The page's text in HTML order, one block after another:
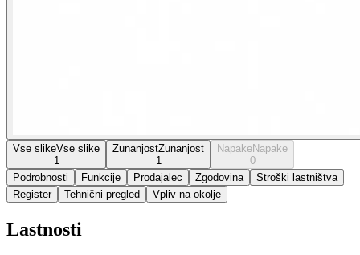
Vse slikeVse slike
1
ZunanjostZunanjost
1
NapakeNapake
0
Podrobnosti
Funkcije Prodajalec Zgodovina
Stroški lastništva
Register
Tehnični pregled Vpliv na okolje
Lastnosti